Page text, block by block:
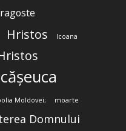
Hristos Icoana
Moldovei; moarte
Domnului